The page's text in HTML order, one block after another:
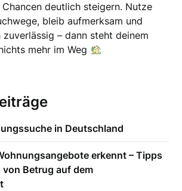
deutlich steigern. Nutze
bleib aufmerksam und
– dann steht deinem
mehr im Weg
in Deutschland
erkennt – Tipps
Betrug auf dem